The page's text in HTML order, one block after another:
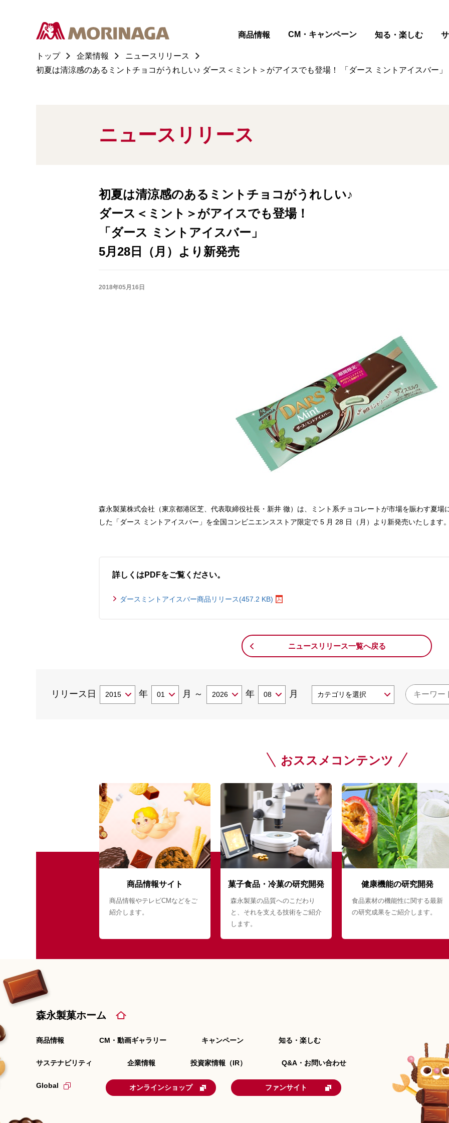
商品情報 CM・キャンペーン 知る・楽しむ
トップ 企業情報
ニュースリリース
初夏は清涼感のあるミントチョコがうれしい♪ ダース＜ミント＞がアイスでも登場！ 「ダース ミントアイスバー
ニュースリリース
初夏は清涼感のあるミントチョコがうれしい♪
ダース＜ミント＞がアイスでも登場！
「ダース ミントアイスバー」
5月28日（月）より新発売
2018年05月16日
森永製菓株式会社（東京都港区芝、代表取締役社長・新井 徹）は、ミント系チョコレートが市場を賑わす夏場
した「ダース ミントアイスバー」を全国コンビニエンスストア限定で 5 月 28 日（月）より新発売いたします
詳しくはPDFをご覧ください。
ダースミントアイスバー商品リリース(457.2 KB)
ニュースリリース一覧へ戻る
リリース日 年 月 ～ 年 月
おススメコンテンツ
商品情報サイト
商品情報やテレビCMなどをご
紹介します。
菓子食品・冷菓の研究開発
森永製菓の品質へのこだわり
と、それを支える技術をご紹介
します。
健康機能の研究開発
食品素材の機能性に関する最新
の研究成果をご紹介します。
森永製菓ホーム
商品情報 CM・動画ギャラリー キャンペーン 知る・楽しむ
サステナビリティ 企業情報 投資家情報（IR） Q&A・お問い合わせ
Global オンラインショップ ファンサイト